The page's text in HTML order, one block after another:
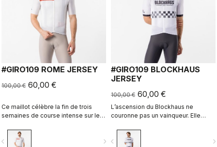
#GIRO109 ROME JERSEY
100,00 € 60,00 €
Ce maillot célèbre la fin de trois
semaines de course intense sur les
navigate_next
#GIRO109 BLOCKHAUS
JERSEY
100,00 € 60,00 €
L’ascension du Blockhaus ne
couronne pas un vainqueur. Elle
navigate_before